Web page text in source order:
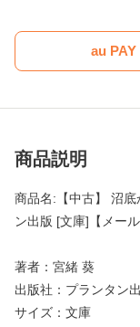
au
商品説明
商品名:【中古】 沼
ン出版 [文庫]【メール
著者：宮緒 葵
出版社：プランタン
サイズ：文庫